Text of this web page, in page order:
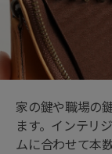
家の鍵や職場の
ます。インテリ
ムに合わせて本